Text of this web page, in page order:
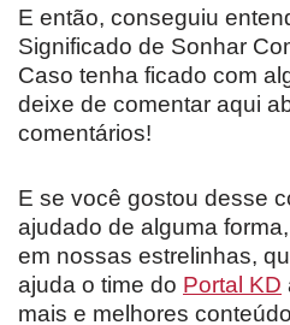
E então, conseguiu
Significado de Sonhar
Caso tenha ficado com
deixe de comentar aqui
comentários!
E se você gostou desse
ajudado de alguma
em nossas estrelinhas,
ajuda o time do Portal KD
mais e melhores